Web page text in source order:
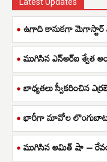
ఉగాది కానుకగా
ముగిసిన ఎన్ఆర్ఐ శ్వేత
బాధ్యతలు స్వీకరించిన
భారీగా మావోల
ముగిసిన అమిత్ షా –